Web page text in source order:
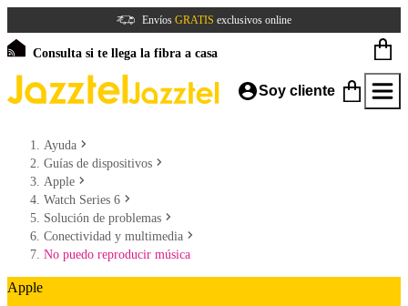
Envíos GRATIS exclusivos online
Consulta si te llega la fibra a casa
Soy cliente
Ayuda
Guías de dispositivos
Apple
Watch Series 6
Solución de problemas
Conectividad y multimedia
No puedo reproducir música
Apple